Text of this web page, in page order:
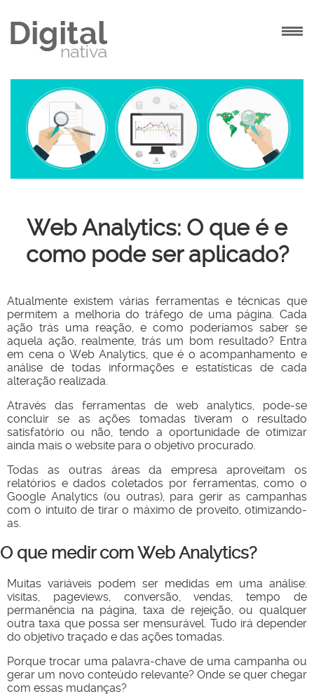
INÍCIO
AGÊNCIA
SOLUÇÕES
CONTATO
Web Analytics: O que é e
como pode ser aplicado?
Atualmente existem várias ferramentas e técnicas que
permitem a melhoria do tráfego de uma página. Cada
ação trás uma reação, e como poderíamos saber se
aquela ação, realmente, trás um bom resultado? Entra
em cena o Web Analytics, que é o acompanhamento e
análise de todas informações e estatísticas de cada
alteração realizada.
Através das ferramentas de web analytics, pode-se
concluir se as ações tomadas tiveram o resultado
satisfatório ou não, tendo a oportunidade de otimizar
ainda mais o website para o objetivo procurado.
Todas as outras áreas da empresa aproveitam os
relatórios e dados coletados por ferramentas, como o
Google Analytics (ou outras), para gerir as campanhas
com o intuito de tirar o máximo de proveito, otimizando-
as.
O que medir com Web Analytics?
Muitas variáveis podem ser medidas em uma análise:
visitas, pageviews, conversão, vendas, tempo de
permanência na página, taxa de rejeição, ou qualquer
outra taxa que possa ser mensurável. Tudo irá depender
do objetivo traçado e das ações tomadas.
Porque trocar uma palavra-chave de uma campanha ou
gerar um novo conteúdo relevante? Onde se quer chegar
com essas mudanças?